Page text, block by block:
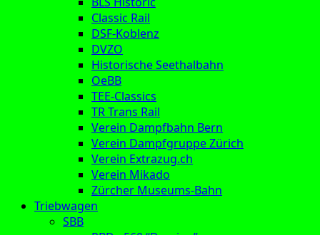
Classic Rail
DSF-Koblenz
DVZO
Historische Seethalbahn
OeBB
TEE-Classics
TR Trans Rail
Verein Dampfbahn Bern
Verein Dampfgruppe Zürich
Verein Extrazug.ch
Verein Mikado
Zürcher Museums-Bahn
Triebwagen
SBB